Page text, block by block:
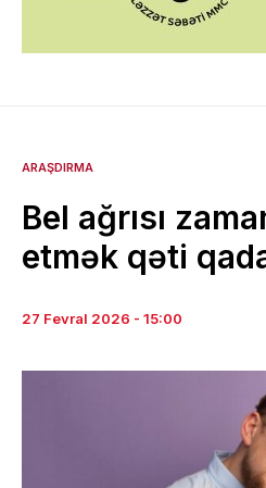
ARAŞDIRMA
Bel ağrısı
etmək qəti
27 Fevral 2026 - 15:00